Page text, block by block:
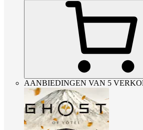
AANBIEDINGEN VAN 5